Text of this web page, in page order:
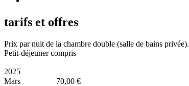
tarifs et offres
Prix par nuit de la chambre double (salle de bains privée).
Petit-déjeuner compris
2025
Mars
70,00 €